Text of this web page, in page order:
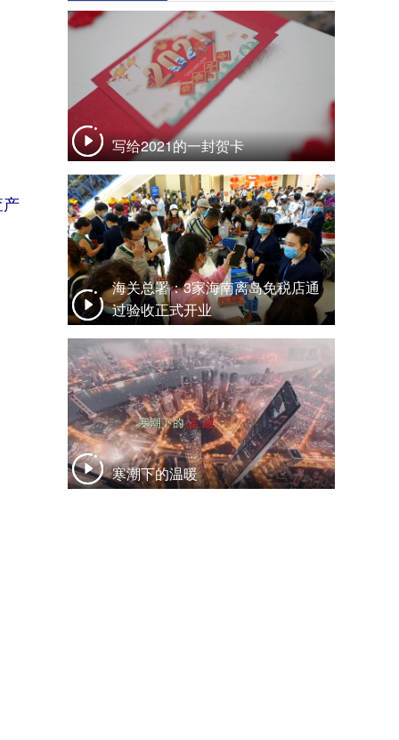
写给2021的一封贺卡
海关总署：3家海南离岛免税店通
过验收正式开业
寒潮下的温暖